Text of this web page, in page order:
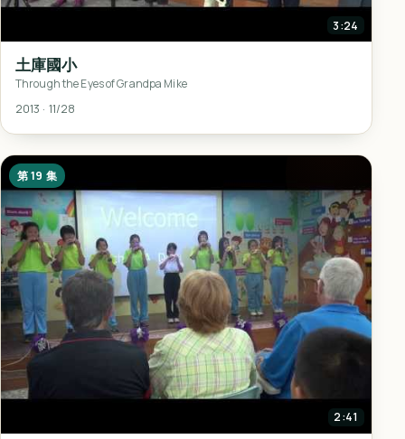
3:24
土庫國小
Through the Eyes of Grandpa Mike
2013 · 11/28
第 19 集
2:41